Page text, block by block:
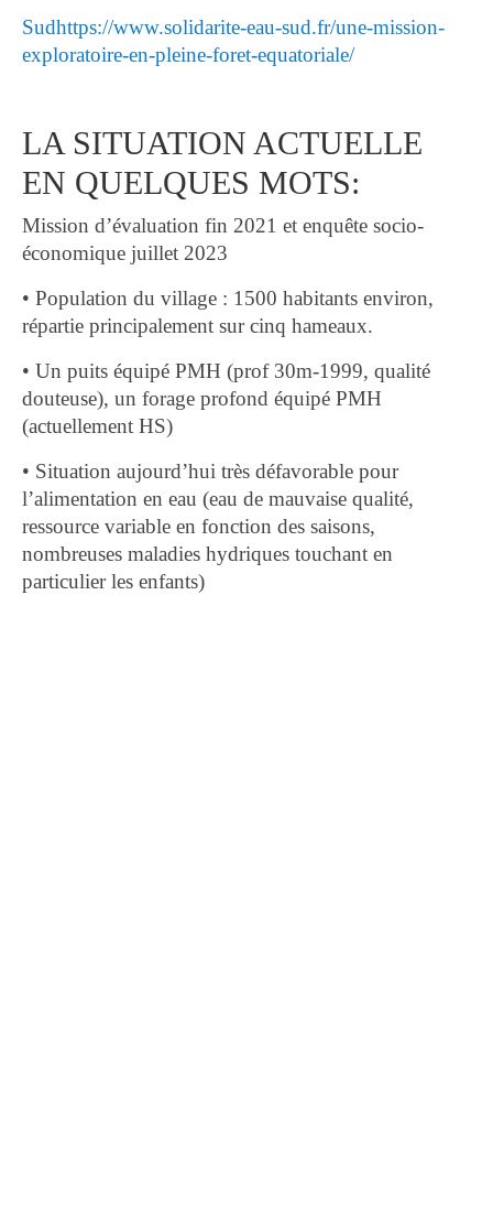
Sudhttps://www.solidarite-eau-sud.fr/une-mission-
exploratoire-en-pleine-foret-equatoriale/
LA SITUATION ACTUELLE
EN QUELQUES MOTS:
Mission d’évaluation fin 2021 et enquête socio-
économique juillet 2023
• Population du village : 1500 habitants environ,
répartie principalement sur cinq hameaux.
• Un puits équipé PMH (prof 30m-1999, qualité
douteuse), un forage profond équipé PMH
(actuellement HS)
• Situation aujourd’hui très défavorable pour
l’alimentation en eau (eau de mauvaise qualité,
ressource variable en fonction des saisons,
nombreuses maladies hydriques touchant en
particulier les enfants)